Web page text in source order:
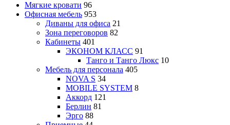
Мягкие кровати 96
Офисная мебель 953
Диваны для офиса 21
Зона переговоров 82
Кабинеты 401
ЭКОНОМ КЛАСС 91
Танго и Танго Люкс 10
Мебель для персонала 405
NOVA S 34
MOBILE SYSTEM 8
Аккорд 121
Берлин 81
Эрго 88